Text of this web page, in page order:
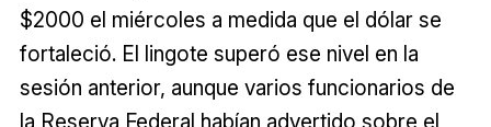
$2000 el miércoles a medida que el dólar se
fortaleció. El lingote superó ese nivel en la
sesión anterior, aunque varios funcionarios de
la Reserva Federal habían advertido sobre el